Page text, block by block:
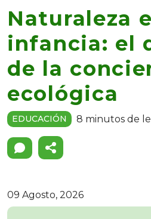
Naturaleza e
infancia: el
de la
ecológica
EDUCACIÓN 8 minutos de
09 Agosto, 2026